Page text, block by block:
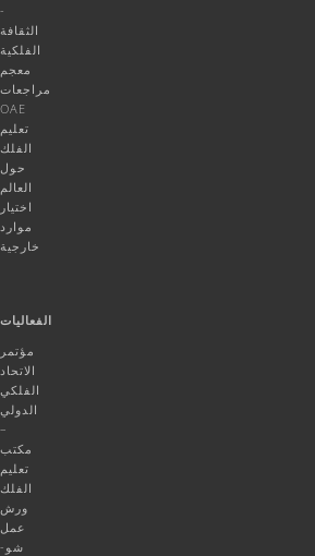
-
الثقافة
الفلكية
معجم
مراجعات
OAE
تعليم
الفلك
حول
العالم
اختيار
موارد
خارجية
الفعاليات
مؤتمر
الاتحاد
الفلكي
الدولي
–
مكتب
تعليم
الفلك
ورش
عمل
شو-